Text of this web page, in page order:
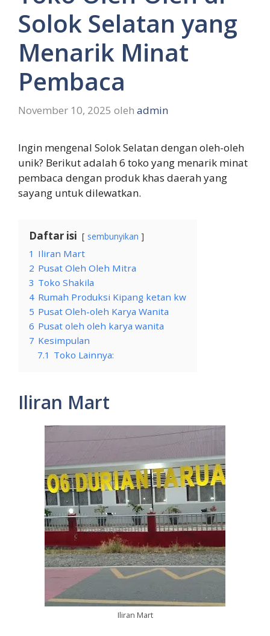
Solok Selatan yang
Menarik Minat
Pembaca
November 10, 2025 oleh admin
Ingin mengenal Solok Selatan dengan oleh-oleh
unik? Berikut adalah 6 toko yang menarik minat
pembaca dengan produk khas daerah yang
sayang untuk dilewatkan.
Daftar isi sembunyikan
1 Iliran Mart
2 Pusat Oleh Oleh Mitra
3 Toko Shakila
4 Rumah Produksi Kipang ketan kw
5 Pusat Oleh-oleh Karya Wanita
6 Pusat oleh oleh karya wanita
7 Kesimpulan
7.1 Toko Lainnya:
Iliran Mart
Iliran Mart